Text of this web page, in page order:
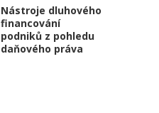
Nástroje dluhového
financování
podniků z pohledu
daňového práva